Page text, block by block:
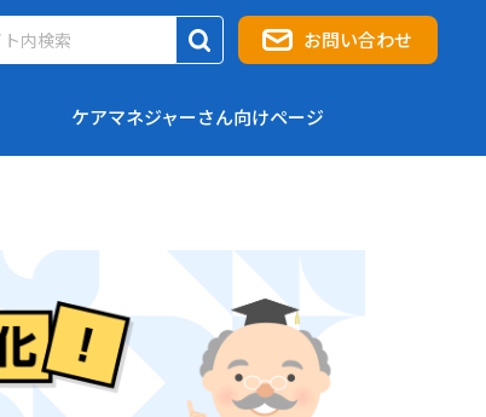
お問い合わせ
ケアマネジャーさん向けページ